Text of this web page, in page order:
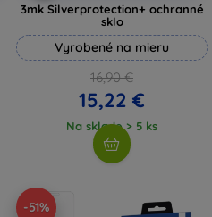
3mk Silverprotection+ ochranné
sklo
Vyrobené na mieru
16,90 €
15,22 €
Na sklade > 5 ks
-51%